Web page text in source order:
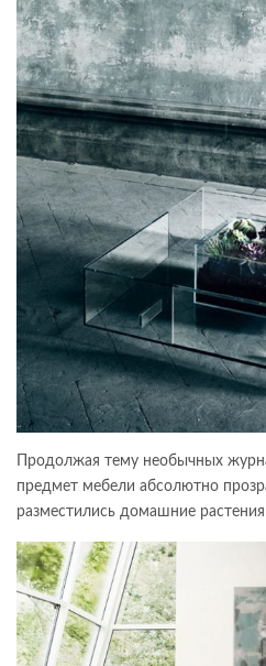
Продолжая тему необычных
предмет мебели абсолютно
разместились домашние